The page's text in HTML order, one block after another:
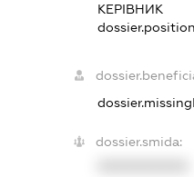
КЕРІВНИК
dossier.smida: